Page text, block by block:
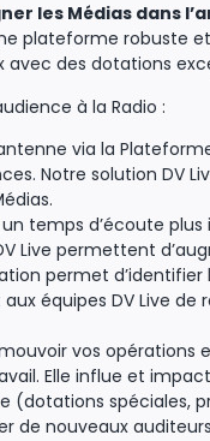
les Médias dans
plateforme robuste
des dotations
à la Radio :
via la
Notre solution DV
temps d’écoute
Live permettent
permet
équipes DV Live
vos
Elle influe et
(dotations spéciales,
de nouveaux